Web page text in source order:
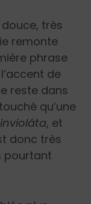
très
remonte
phrase
de
reste dans
qu’une
invioláta, et
donc très
pourtant